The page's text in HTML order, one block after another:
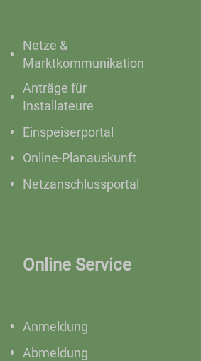
Netze &
Marktkommunikation
Anträge für
Installateure
Einspeiserportal
Online-Planauskunft
Netzanschlussportal
Online Service
Anmeldung
Abmeldung